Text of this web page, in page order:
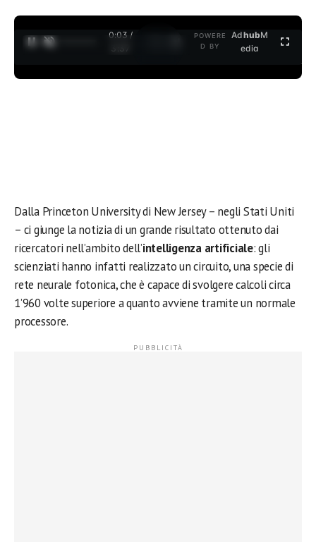
0:04 /
3:37
POWERE
D BY
AdhubM
edia
Dalla Princeton University di New Jersey – negli Stati Uniti
– ci giunge la notizia di un grande risultato ottenuto dai
ricercatori nell’ambito dell’intelligenza artificiale: gli
scienziati hanno infatti realizzato un circuito, una specie di
rete neurale fotonica, che è capace di svolgere calcoli circa
1’960 volte superiore a quanto avviene tramite un normale
processore.